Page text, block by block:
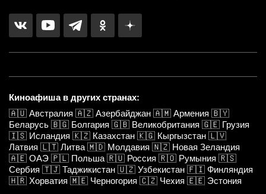
Киноафиша в других странах:
🇦🇺 Австралия 🇦🇿 Азербайджан 🇦🇲 Армения 🇧🇾
Беларусь 🇧🇬 Болгария 🇬🇧 Великобритания 🇬🇪 Грузия
🇮🇸 Исландия 🇰🇿 Казахстан 🇰🇬 Кыргызстан 🇱🇻
Латвия 🇱🇹 Литва 🇲🇩 Молдавия 🇳🇿 Новая Зеландия
🇦🇪 ОАЭ 🇵🇱 Польша 🇷🇺 Россия 🇷🇴 Румыния 🇷🇸
Сербия 🇹🇯 Таджикистан 🇺🇿 Узбекистан 🇫🇮 Финляндия
🇭🇷 Хорватия 🇲🇪 Черногория 🇨🇿 Чехия 🇪🇪 Эстония